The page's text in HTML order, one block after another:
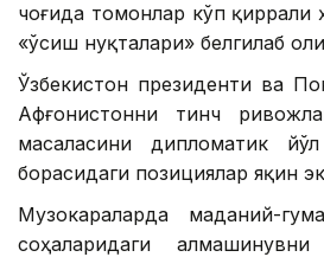
чоғида томонлар кўп қиррали
«ўсиш нуқталари» белгилаб
Ўзбекистон президенти ва
Афғонистонни тинч
масаласини дипломатик
борасидаги позициялар яқин
Музокараларда маданий-
соҳаларидаги